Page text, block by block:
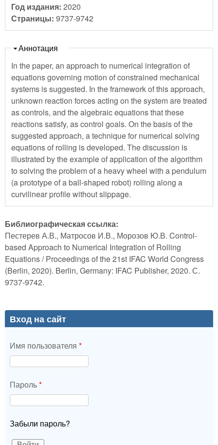
Год издания: 2020
Страницы: 9737-9742
Скрыть
Аннотация
In the paper, an approach to numerical integration of
equations governing motion of constrained mechanical
systems is suggested. In the framework of this approach,
unknown reaction forces acting on the system are treated
as controls, and the algebraic equations that these
reactions satisfy, as control goals. On the basis of the
suggested approach, a technique for numerical solving
equations of rolling is developed. The discussion is
illustrated by the example of application of the algorithm
to solving the problem of a heavy wheel with a pendulum
(a prototype of a ball-shaped robot) rolling along a
curvilinear profile without slippage.
Библиографическая ссылка:
Пестерев А.В., Матросов И.В., Морозов Ю.В. Control-
based Approach to Numerical Integration of Rolling
Equations / Proceedings of the 21st IFAC World Congress
(Berlin, 2020). Berlin, Germany: IFAC Publisher, 2020. С.
9737-9742.
Вход на сайт
Имя пользователя *
Пароль*
Забыли пароль?